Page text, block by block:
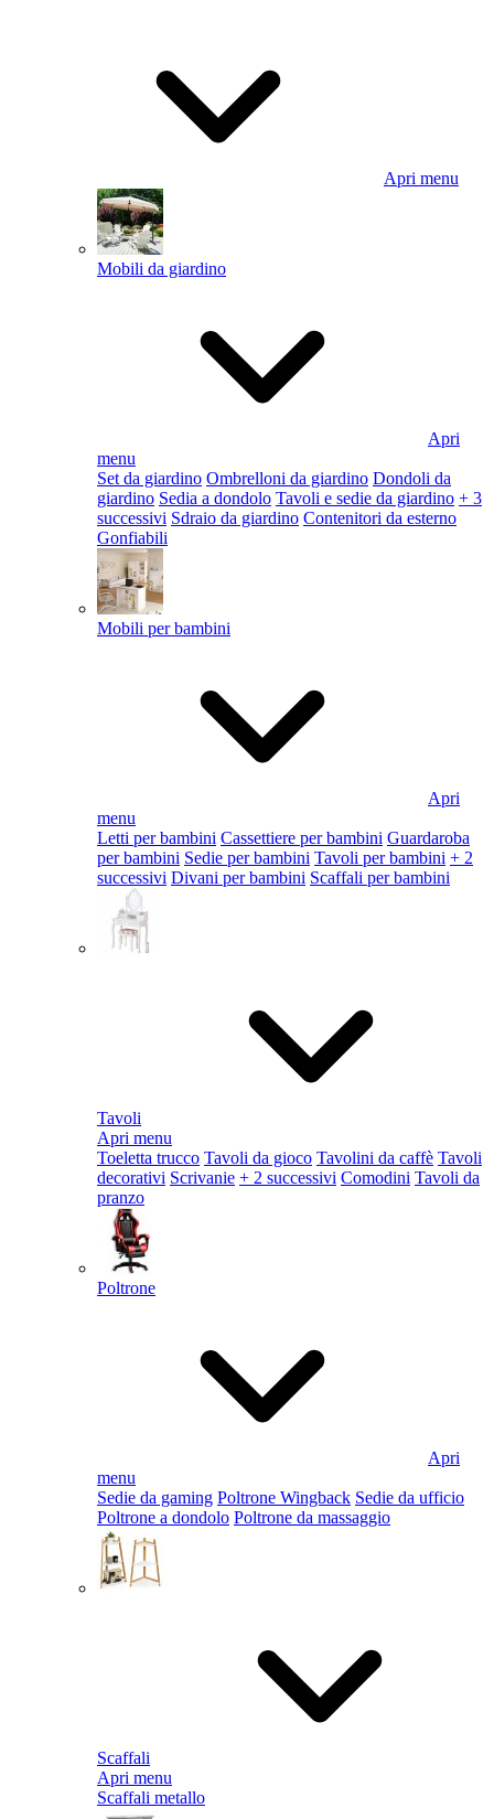
Apri menu
Mobili da giardino
Apri
menu
Set da giardino Ombrelloni da giardino Dondoli da
giardino Sedia a dondolo Tavoli e sedie da giardino + 3
successivi Sdraio da giardino Contenitori da esterno
Gonfiabili
Mobili per bambini
Apri
menu
Letti per bambini Cassettiere per bambini Guardaroba
per bambini Sedie per bambini Tavoli per bambini + 2
successivi Divani per bambini Scaffali per bambini
Tavoli
Apri menu
Toeletta trucco Tavoli da gioco Tavolini da caffè Tavoli
decorativi Scrivanie + 2 successivi Comodini Tavoli da
pranzo
Poltrone
Apri
menu
Sedie da gaming Poltrone Wingback Sedie da ufficio
Poltrone a dondolo Poltrone da massaggio
Scaffali
Apri menu
Scaffali metallo